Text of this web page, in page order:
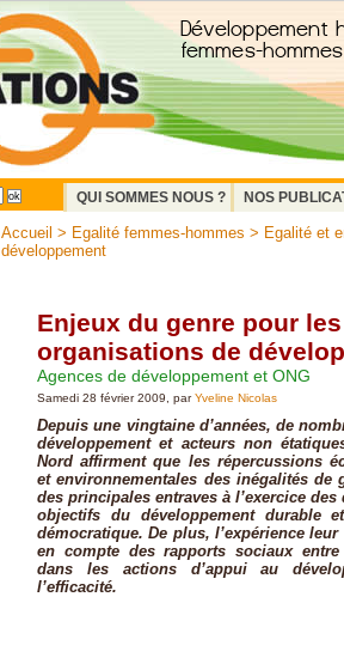
QUI SOMMES NOUS ?
NOS
Accueil > Egalité femmes-hommes > Egalité et
développement
Enjeux du genre pour les
organisations de
Agences de développement et ONG
Samedi 28 février 2009, parYveline Nicolas
Depuis une vingtaine d’années, de
développement et acteurs non
Nord affirment que les répercussions
et environnementales des inégalités de
des principales entraves à l’exercice
objectifs du développement durable
démocratique. De plus, l’expérience
en compte des rapports sociaux
dans les actions d’appui au
l’efficacité.